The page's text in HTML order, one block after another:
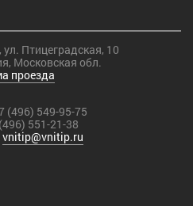
ул. Птицеградская, 10
Московская обл.
проезда
(496) 549-95-75
551-21-38
vnitip@vnitip.ru